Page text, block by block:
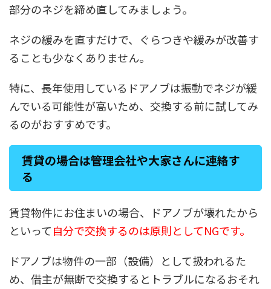
部分のネジを締め直してみましょう。
ネジの緩みを直すだけで、ぐらつきや緩みが改善す
ることも少なくありません。
特に、長年使用しているドアノブは振動でネジが緩
んでいる可能性が高いため、交換する前に試してみ
るのがおすすめです。
賃貸の場合は管理会社や大家さんに連絡す
る
賃貸物件にお住まいの場合、ドアノブが壊れたから
といって自分で交換するのは原則としてNGです。
ドアノブは物件の一部（設備）として扱われるた
め、借主が無断で交換するとトラブルになるおそれ